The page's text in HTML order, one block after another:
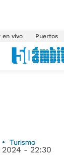
en vivo Puertos
Turismo
2024 - 22:30